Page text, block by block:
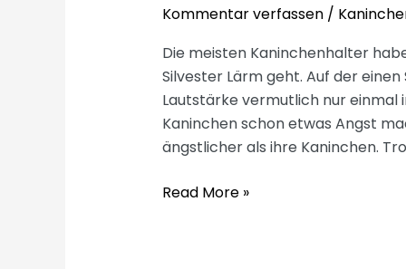
Kommentar verfassen /
Die meisten Kaninchenhalter
Silvester Lärm geht. Auf der
Lautstärke vermutlich nur
Kaninchen schon etwas Angst
ängstlicher als ihre Kaninchen.
Kaninchen
Read More »